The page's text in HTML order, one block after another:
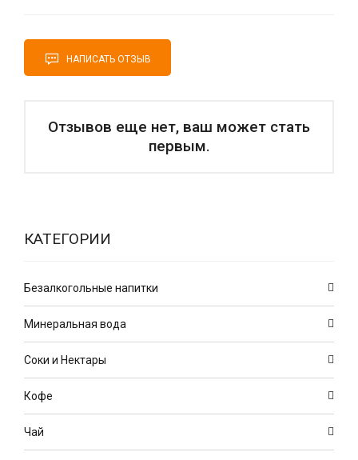
НАПИСАТЬ ОТЗЫВ
Отзывов еще нет, ваш может стать
первым.
КАТЕГОРИИ
Безалкогольные напитки
Минеральная вода
Соки и Нектары
Кофе
Чай